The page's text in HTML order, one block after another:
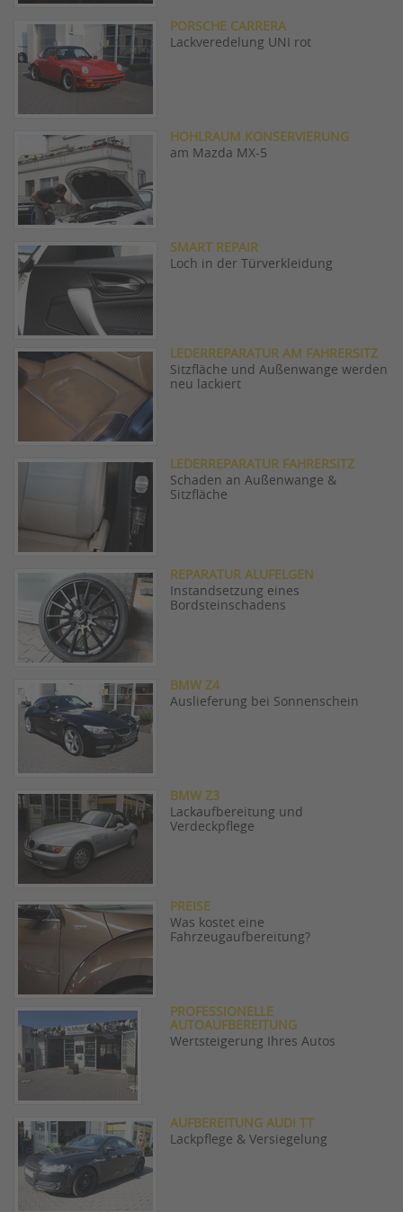
PORSCHE CARRERA
Lackveredelung UNI rot
HOHLRAUM KONSERVIERUNG
am Mazda MX-5
SMART REPAIR
Loch in der Türverkleidung
LEDERREPARATUR AM FAHRERSITZ
Sitzfläche und Außenwange werden
neu lackiert
LEDERREPARATUR FAHRERSITZ
Schaden an Außenwange &
Sitzfläche
REPARATUR ALUFELGEN
Instandsetzung eines
Bordsteinschadens
BMW Z4
Auslieferung bei Sonnenschein
BMW Z3
Lackaufbereitung und
Verdeckpflege
PREISE
Was kostet eine
Fahrzeugaufbereitung?
PROFESSIONELLE
AUTOAUFBEREITUNG
Wertsteigerung Ihres Autos
AUFBEREITUNG AUDI TT
Lackpflege & Versiegelung